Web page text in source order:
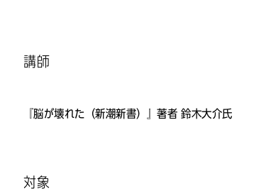
講師
『脳が壊れた（新潮新書）』著者 鈴木大介氏
対象